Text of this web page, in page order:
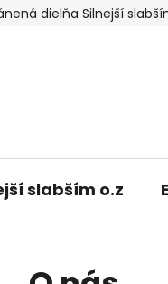
dielňa Silnejší
slabším o.z